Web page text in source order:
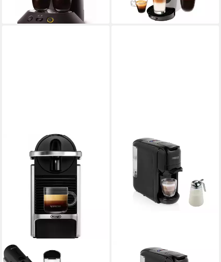
mtl. in 12 Raten
lieferbar - in 5-6 Werktagen bei dir